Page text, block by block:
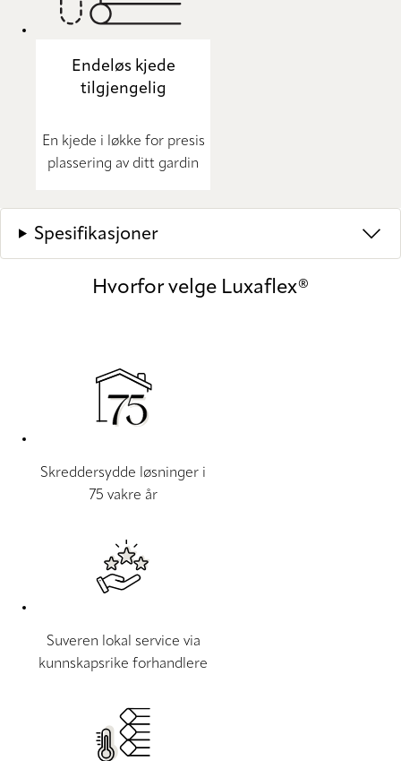
Endeløs kjede
tilgjengelig
En kjede i løkke for presis
plassering av ditt gardin
Spesifikasjoner
Hvorfor velge Luxaflex®
Skreddersydde løsninger i
75 vakre år
Suveren lokal service via
kunnskapsrike forhandlere